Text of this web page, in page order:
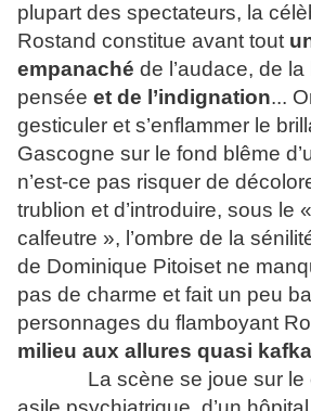
plupart des spectateurs, la
Rostand constitue avant tout
empanaché de l’audace, de
pensée et de l’indignation...
gesticuler et s’enflammer le
Gascogne sur le fond blême
n’est-ce pas risquer de
trublion et d’introduire, sous le
calfeutre », l’ombre de la
de Dominique Pitoiset ne
pas de charme et fait un peu
personnages du flamboyant
milieu aux allures quasi
La scène se joue sur le